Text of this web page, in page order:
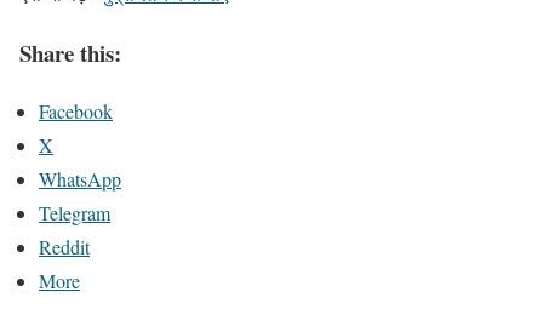
Share this:
Facebook
X
WhatsApp
Telegram
Reddit
More